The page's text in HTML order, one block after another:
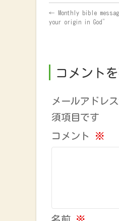
← Monthly bible
your origin in God”
コメント
メールアドレ
須項目です
コメント
※